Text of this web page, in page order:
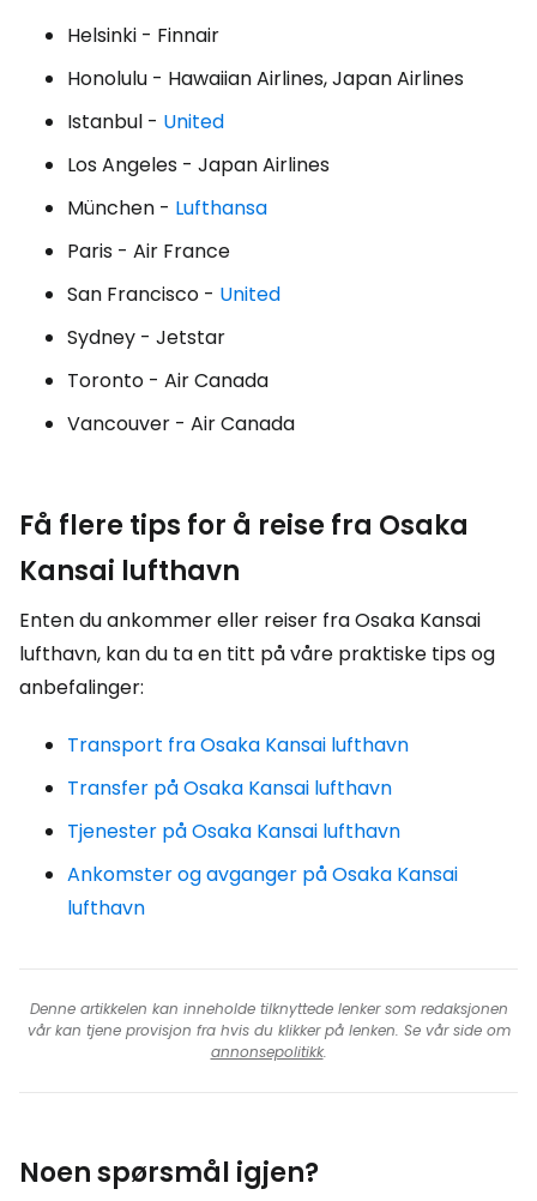
Helsinki - Finnair
Honolulu - Hawaiian Airlines, Japan Airlines
Istanbul - United
Los Angeles - Japan Airlines
München - Lufthansa
Paris - Air France
San Francisco - United
Sydney - Jetstar
Toronto - Air Canada
Vancouver - Air Canada
Få flere tips for å reise fra Osaka
Kansai lufthavn
Enten du ankommer eller reiser fra Osaka Kansai
lufthavn, kan du ta en titt på våre praktiske tips og
anbefalinger:
Transport fra Osaka Kansai lufthavn
Transfer på Osaka Kansai lufthavn
Tjenester på Osaka Kansai lufthavn
Ankomster og avganger på Osaka Kansai
lufthavn
Denne artikkelen kan inneholde tilknyttede lenker som redaksjonen
vår kan tjene provisjon fra hvis du klikker på lenken. Se vår side om
annonsepolitikk.
Noen spørsmål igjen?